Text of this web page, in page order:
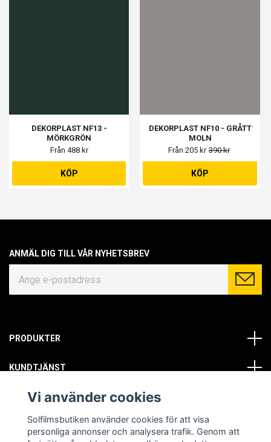
DEKORPLAST NF13 -
MÖRKGRÖN
Från 488 kr
KÖP
DEKORPLAST NF10 - GRÅTT
MOLN
Från 205 kr 390 kr
KÖP
ANMÄL DIG TILL VÅR NYHETSBREV
PRODUKTER
KUNDTJÄNST
OM OSS
SOCIALA MEDIER
Vi använder cookies
Solfilmsbutiken använder cookies för att visa
personliga annonser och analysera trafik. Genom att